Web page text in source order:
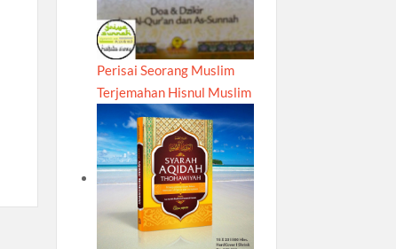
Perisai Seorang Muslim
Terjemahan Hisnul Muslim